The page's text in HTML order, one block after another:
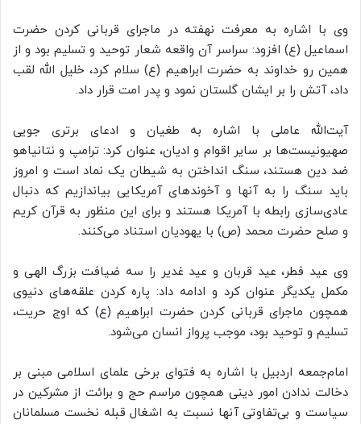
وی با اشاره به معرفت نهفته در ماجرای قربانی کردن حضرت
اسماعیل (ع) افزود: سراسر آن واقعه شعار توحید و تسلیم بود و از
همین رو خداوند به حضرت ابراهیم (ع) سلام کرد، خلیل الله لقب
داد، آتش را بر ایشان گلستان نمود و پدر امت قرار داد.
آیت‌الله عاملی با اشاره به طغیان و ادعای برتری جویی
صهیونیست‌ها بر سایر اقوام و ادیان، عنوان کرد: ترامپ و نتانیاهو
ضد دین هستند، سنگ انداختن به شیطان یک نماد است و امروز
باید سنگ را به آنها و آخوندهای آمریکایی بیاندازیم که دنبال
عادی‌سازی رابطه با آمریکا هستند و برای این منظور به قرآن کریم
و صلح حضرت محمد (ص) با یهودیان استناد می‌کنند.
وی عید فطر، عید قربان و عید غدیر را سه ضیافت بزرگ الهی و
مکمل یکدیگر عنوان کرد و ادامه داد: پاره کردن علقه‌های دنیوی
همچون ماجرای قربانی کردن حضرت ابراهیم (ع) که اوج حریت،
تسلیم و توحید بود، موجب پرواز انسان می‌شود.
امام‌جمعه اردبیل با اشاره به فتوای برخی علمای اسلامی مبنی بر
دخالت ندادن امور دینی همچون مراسم حج و برائت از مشرکین در
سیاست و بی‌تفاوتی آنها نسبت به اشغال قبله نخست مسلمانان